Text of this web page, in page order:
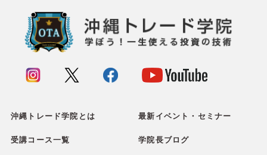
沖縄トレード学院とは 最新イベント・セミナー
受講コース一覧 学院長ブログ